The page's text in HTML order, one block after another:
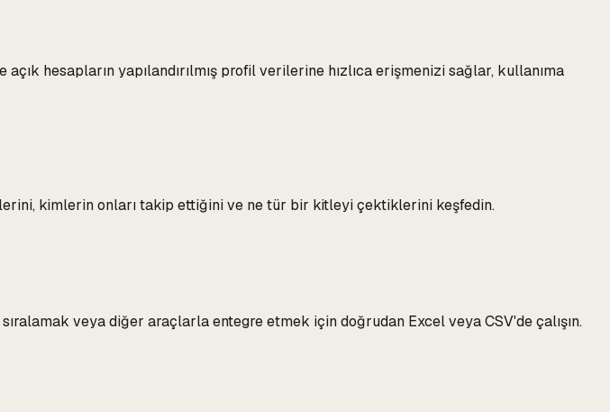
hesapların yapılandırılmış profil verilerine hızlıca erişmenizi sağlar, kullanıma
kimlerin onları takip ettiğini ve ne tür bir kitleyi çektiklerini keşfedin.
veya diğer araçlarla entegre etmek için doğrudan Excel veya CSV'de çalışın.